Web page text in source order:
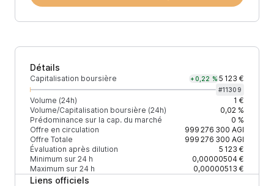
Détails
Capitalisation boursière +0,22 % 5 123 €
#11309
Volume (24h)
1 €
Volume/Capitalisation boursière (24h)
0,02 %
Prédominance sur la cap. du marché
0 %
Offre en circulation
999 276 300 AGI
Offre Totale
999 276 300 AGI
Évaluation après dilution
5 123 €
Minimum sur 24 h
0,00000504 €
Maximum sur 24 h
0,00000513 €
Liens officiels